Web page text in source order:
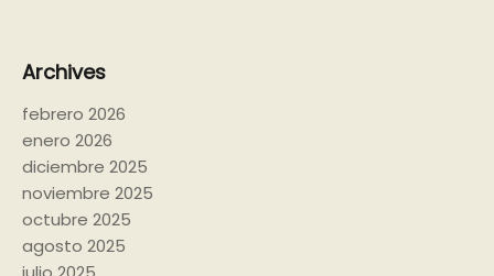
Archives
febrero 2026
enero 2026
diciembre 2025
noviembre 2025
octubre 2025
agosto 2025